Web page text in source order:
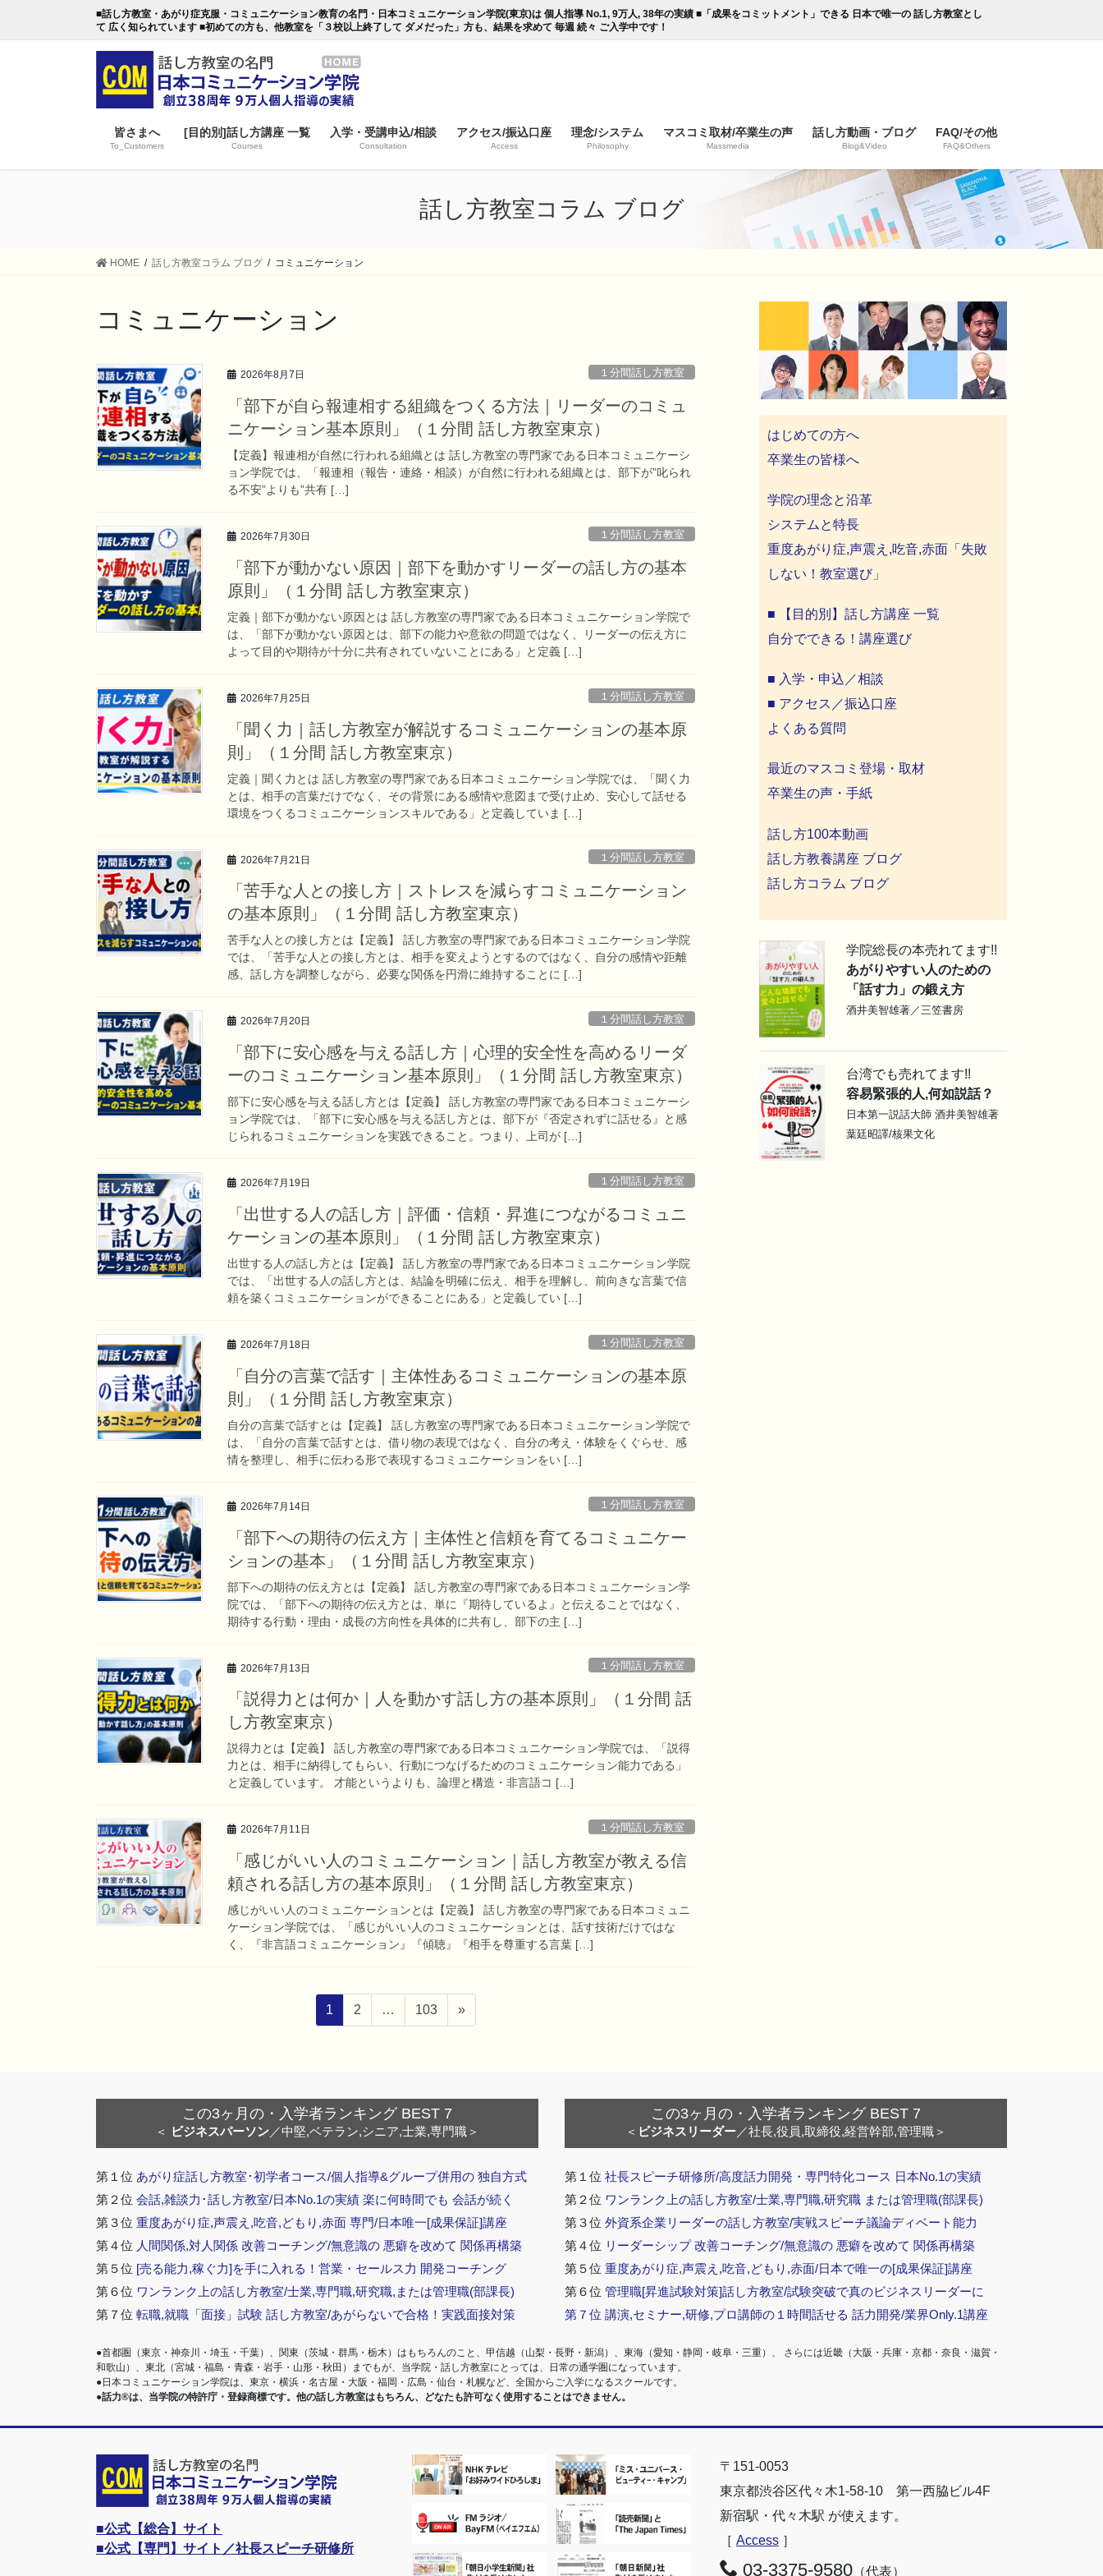
■話し方教室・あがり症克服・コミュニケーション教育の名門・日本コミュニケーション学院(東京)は 個人指導 No.1, 9万人, 38年の実績 ■「成果をコミットメント」できる 日本で唯一の 話し方教室とし
て 広く知られています ■初めての方も、他教室を「３校以上終了して ダメだった」方も、結果を求めて 毎週 続々 ご入学中です！
皆さまへ
To_Customers
[目的別]話し方講座 一覧
Courses
入学・受講申込/相談
Consultation
アクセス/振込口座
Access
理念/システム
Philosophy
マスコミ取材/卒業生の声
Massmedia
話し方動画・ブログ
Blog&Video
FAQ/その他
FAQ&Others
話し方教室コラム ブログ
HOME 話し方教室コラム ブログ コミュニケーション
コミュニケーション
2026年8月7日 １分間話し方教室
「部下が自ら報連相する組織をつくる方法｜リーダーのコミュ
ニケーション基本原則」（１分間 話し方教室東京）
【定義】報連相が自然に行われる組織とは 話し方教室の専門家である日本コミュニケーシ
ョン学院では、「報連相（報告・連絡・相談）が自然に行われる組織とは、部下が”叱られ
る不安”よりも”共有 […]
2026年7月30日 １分間話し方教室
「部下が動かない原因｜部下を動かすリーダーの話し方の基本
原則」（１分間 話し方教室東京）
定義｜部下が動かない原因とは 話し方教室の専門家である日本コミュニケーション学院で
は、「部下が動かない原因とは、部下の能力や意欲の問題ではなく、リーダーの伝え方に
よって目的や期待が十分に共有されていないことにある」と定義 […]
2026年7月25日 １分間話し方教室
「聞く力｜話し方教室が解説するコミュニケーションの基本原
則」（１分間 話し方教室東京）
定義｜聞く力とは 話し方教室の専門家である日本コミュニケーション学院では、「聞く力
とは、相手の言葉だけでなく、その背景にある感情や意図まで受け止め、安心して話せる
環境をつくるコミュニケーションスキルである」と定義していま […]
2026年7月21日 １分間話し方教室
「苦手な人との接し方｜ストレスを減らすコミュニケーション
の基本原則」（１分間 話し方教室東京）
苦手な人との接し方とは【定義】 話し方教室の専門家である日本コミュニケーション学院
では、「苦手な人との接し方とは、相手を変えようとするのではなく、自分の感情や距離
感、話し方を調整しながら、必要な関係を円滑に維持することに […]
2026年7月20日 １分間話し方教室
「部下に安心感を与える話し方｜心理的安全性を高めるリーダ
ーのコミュニケーション基本原則」（１分間 話し方教室東京）
部下に安心感を与える話し方とは【定義】 話し方教室の専門家である日本コミュニケーシ
ョン学院では、「部下に安心感を与える話し方とは、部下が『否定されずに話せる』と感
じられるコミュニケーションを実践できること。つまり、上司が […]
2026年7月19日 １分間話し方教室
「出世する人の話し方｜評価・信頼・昇進につながるコミュニ
ケーションの基本原則」（１分間 話し方教室東京）
出世する人の話し方とは【定義】 話し方教室の専門家である日本コミュニケーション学院
では、「出世する人の話し方とは、結論を明確に伝え、相手を理解し、前向きな言葉で信
頼を築くコミュニケーションができることにある」と定義してい […]
2026年7月18日 １分間話し方教室
「自分の言葉で話す｜主体性あるコミュニケーションの基本原
則」（１分間 話し方教室東京）
自分の言葉で話すとは【定義】 話し方教室の専門家である日本コミュニケーション学院で
は、「自分の言葉で話すとは、借り物の表現ではなく、自分の考え・体験をくぐらせ、感
情を整理し、相手に伝わる形で表現するコミュニケーションをい […]
2026年7月14日 １分間話し方教室
「部下への期待の伝え方｜主体性と信頼を育てるコミュニケー
ションの基本」（１分間 話し方教室東京）
部下への期待の伝え方とは【定義】 話し方教室の専門家である日本コミュニケーション学
院では、「部下への期待の伝え方とは、単に『期待しているよ』と伝えることではなく、
期待する行動・理由・成長の方向性を具体的に共有し、部下の主 […]
2026年7月13日 １分間話し方教室
「説得力とは何か｜人を動かす話し方の基本原則」（１分間 話
し方教室東京）
説得力とは【定義】 話し方教室の専門家である日本コミュニケーション学院では、「説得
力とは、相手に納得してもらい、行動につなげるためのコミュニケーション能力である」
と定義しています。 才能というよりも、論理と構造・非言語コ […]
2026年7月11日 １分間話し方教室
「感じがいい人のコミュニケーション｜話し方教室が教える信
頼される話し方の基本原則」（１分間 話し方教室東京）
感じがいい人のコミュニケーションとは【定義】 話し方教室の専門家である日本コミュニ
ケーション学院では、「感じがいい人のコミュニケーションとは、話す技術だけではな
く、『非言語コミュニケーション』『傾聴』『相手を尊重する言葉 […]
ー
ペ
ー
1
ペ
ー
2 …
ペ
ー
103 »
はじめての方へ
卒業生の皆様へ
学院の理念と沿革
システムと特長
重度あがり症,声震え,吃音,赤面「失敗
しない！教室選び」
■ 【目的別】話し方講座 一覧
自分でできる！講座選び
■ 入学・申込／相談
■ アクセス／振込口座
よくある質問
最近のマスコミ登場・取材
卒業生の声・手紙
話し方100本動画
話し方教養講座 ブログ
話し方コラム ブログ
学院総長の本売れてます!!
あがりやすい人のための
「話す力」の鍛え方
酒井美智雄著／三笠書房
台湾でも売れてます!!
容易緊張的人,何如説話？
日本第一説話大師 酒井美智雄著
葉廷昭譯/核果文化
この3ヶ月の・入学者ランキング BEST 7
＜ ビジネスパーソン／中堅,ベテラン,シニア,士業,専門職＞
第１位 あがり症話し方教室･初学者コース/個人指導&グループ併用の 独自方式
第２位 会話,雑談力･話し方教室/日本No.1の実績 楽に何時間でも 会話が続く
第３位 重度あがり症,声震え,吃音,どもり,赤面 専門/日本唯一[成果保証]講座
第４位 人間関係,対人関係 改善コーチング/無意識の 悪癖を改めて 関係再構築
第５位 [売る能力,稼ぐ力]を手に入れる！営業・セールス力 開発コーチング
第６位 ワンランク上の話し方教室/士業,専門職,研究職,または管理職(部課長)
第７位 転職,就職「面接」試験 話し方教室/あがらないで合格！実践面接対策
この3ヶ月の・入学者ランキング BEST 7
＜ ビジネスリーダー／社長,役員,取締役,経営幹部,管理職＞
第１位 社長スピーチ研修所/高度話力開発・専門特化コース 日本No.1の実績
第２位 ワンランク上の話し方教室/士業,専門職,研究職 または管理職(部課長)
第３位 外資系企業リーダーの話し方教室/実戦スピーチ議論ディベート能力
第４位 リーダーシップ 改善コーチング/無意識の 悪癖を改めて 関係再構築
第５位 重度あがり症,声震え,吃音,どもり,赤面/日本で唯一の[成果保証]講座
第６位 管理職[昇進試験対策]話し方教室/試験突破で真のビジネスリーダーに
第７位 講演,セミナー,研修,プロ講師の１時間話せる 話力開発/業界Only.1講座
●首都圏（東京・神奈川・埼玉・千葉）、関東（茨城・群馬・栃木）はもちろんのこと、甲信越（山梨・長野・新潟）、東海（愛知・静岡・岐阜・三重）、 さらには近畿（大阪・兵庫・京都・奈良・滋賀・
和歌山）、東北（宮城・福島・青森・岩手・山形・秋田）までもが、当学院・話し方教室にとっては、日常の通学圏になっています。
●日本コミュニケーション学院は、東京・横浜・名古屋・大阪・福岡・広島・仙台・札幌など、全国からご入学になるスクールです。
●話力®は、当学院の特許庁・登録商標です。他の話し方教室はもちろん、どなたも許可なく使用することはできません。
■公式【総合】サイト
■公式【専門】サイト／社長スピーチ研修所
〒151-0053
東京都渋谷区代々木1-58-10 第一西脇ビル4F
新宿駅・代々木駅 が使えます。
［ Access］
03-3375-9580（代表）